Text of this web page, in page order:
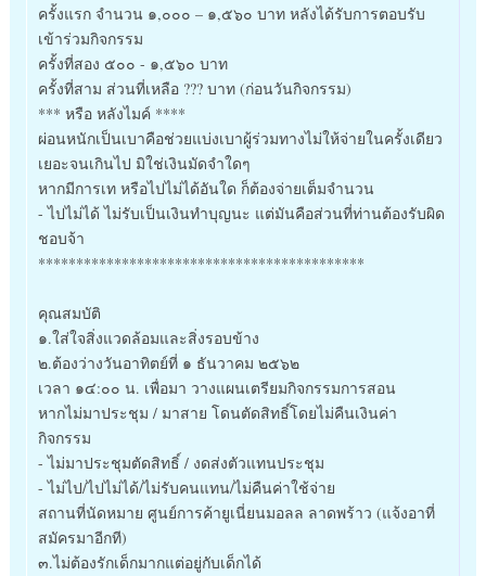
ครั้งแรก จำนวน ๑,๐๐๐ – ๑,๕๖๐ บาท หลังได้รับการตอบรับ
เข้าร่วมกิจกรรม
ครั้งที่สอง ๕๐๐ - ๑,๕๖๐ บาท
ครั้งที่สาม ส่วนที่เหลือ ??? บาท (ก่อนวันกิจกรรม)
*** หรือ หลังไมค์ ****
ผ่อนหนักเป็นเบาคือช่วยแบ่งเบาผู้ร่วมทางไม่ให้จ่ายในครั้งเดียว
เยอะจนเกินไป มิใช่เงินมัดจำใดๆ
หากมีการเท หรือไปไม่ได้อันใด ก็ต้องจ่ายเต็มจำนวน
- ไปไม่ได้ ไม่รับเป็นเงินทำบุญนะ แต่มันคือส่วนที่ท่านต้องรับผิด
ชอบจ้า
*******************************************
คุณสมบัติ
๑.ใส่ใจสิ่งแวดล้อมและสิ่งรอบข้าง
๒.ต้องว่างวันอาทิตย์ที่ ๑ ธันวาคม ๒๕๖๒
เวลา ๑๔:๐๐ น. เพื่อมา วางแผนเตรียมกิจกรรมการสอน
หากไม่มาประชุม / มาสาย โดนตัดสิทธิ์โดยไม่คืนเงินค่า
กิจกรรม
- ไม่มาประชุมตัดสิทธิ์ / งดส่งตัวแทนประชุม
- ไม่ไป/ไปไม่ได้/ไม่รับคนแทน/ไม่คืนค่าใช้จ่าย
สถานที่นัดหมาย ศูนย์การค้ายูเนี่ยนมอลล ลาดพร้าว (แจ้งอาที่
สมัครมาอีกที)
๓.ไม่ต้องรักเด็กมากแต่อยู่กับเด็กได้